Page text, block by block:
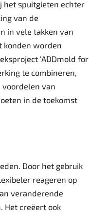
het spuitgieten echter
van de
in vele takken van
konden worden
‘ADDmold for
te combineren,
van
in de toekomst
Door het gebruik
reageren op
veranderende
Het creëert ook